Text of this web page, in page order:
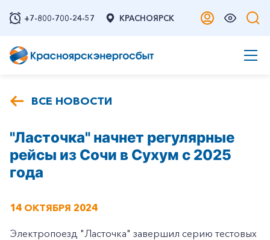
+7-800-700-24-57 КРАСНОЯРСК
ВСЕ НОВОСТИ
"Ласточка" начнет регулярные
рейсы из Сочи в Сухум с 2025
года
14 ОКТЯБРЯ 2024
Электропоезд "Ласточка" завершил серию тестовых